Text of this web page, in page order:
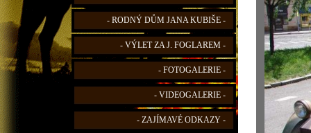
- RODNÝ DŮM JANA KUBIŠE -
- VÝLET ZA J. FOGLAREM -
- FOTOGALERIE -
- VIDEOGALERIE -
- ZAJÍMAVÉ ODKAZY -